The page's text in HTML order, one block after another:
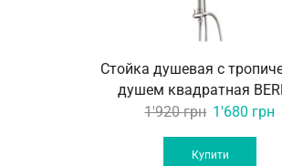
Стойка душевая с
душем квадратная
1'920грн Original
was:
1'680 грн
Купити